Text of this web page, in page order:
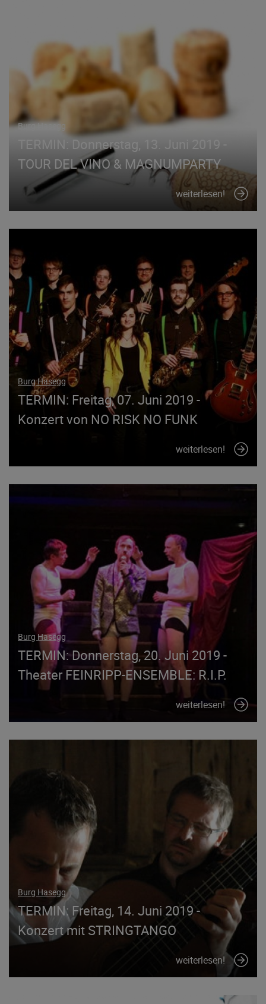
Burg Hasegg
TERMIN: Donnerstag, 13. Juni 2019 -
TOUR DEL VINO & MAGNUMPARTY
weiterlesen!
Burg Hasegg
TERMIN: Freitag, 07. Juni 2019 -
Konzert von NO RISK NO FUNK
weiterlesen!
Burg Hasegg
TERMIN: Donnerstag, 20. Juni 2019 -
Theater FEINRIPP-ENSEMBLE: R.I.P.
weiterlesen!
Burg Hasegg
TERMIN: Freitag, 14. Juni 2019 -
Konzert mit STRINGTANGO
weiterlesen!